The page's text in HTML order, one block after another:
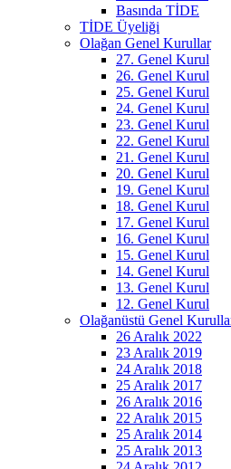
Basında TİDE
TİDE Üyeliği
Olağan Genel Kurullar
27. Genel Kurul
26. Genel Kurul
25. Genel Kurul
24. Genel Kurul
23. Genel Kurul
22. Genel Kurul
21. Genel Kurul
20. Genel Kurul
19. Genel Kurul
18. Genel Kurul
17. Genel Kurul
16. Genel Kurul
15. Genel Kurul
14. Genel Kurul
13. Genel Kurul
12. Genel Kurul
Olağanüstü Genel
26 Aralık 2022
23 Aralık 2019
24 Aralık 2018
25 Aralık 2017
26 Aralık 2016
22 Aralık 2015
25 Aralık 2014
25 Aralık 2013